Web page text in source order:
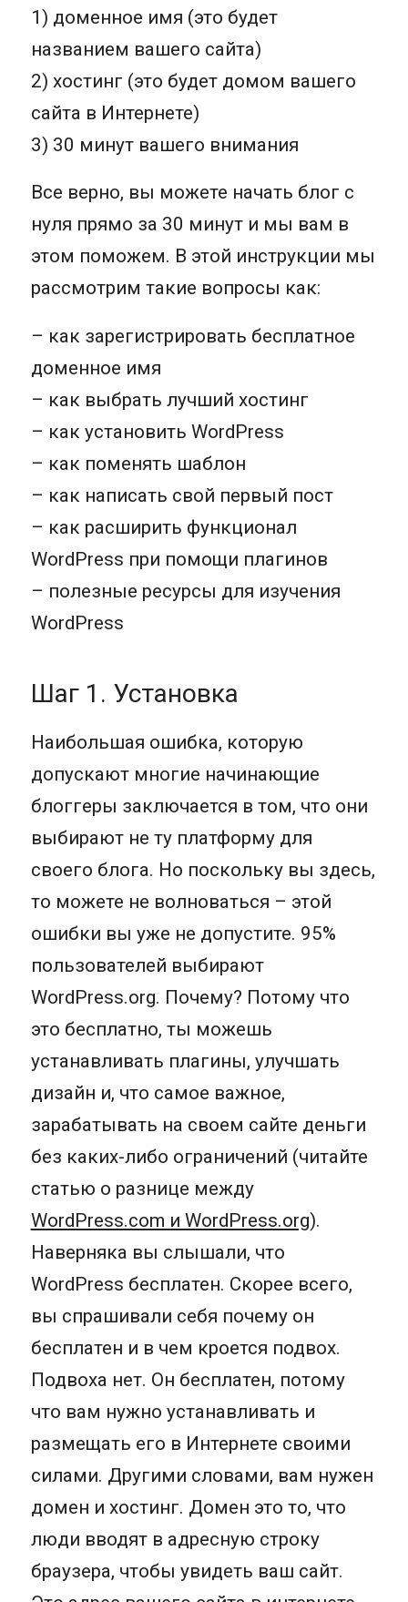
1) доменное имя (это будет
названием вашего сайта)
2) хостинг (это будет домом вашего
сайта в Интернете)
3) 30 минут вашего внимания
Все верно, вы можете начать блог с
нуля прямо за 30 минут и мы вам в
этом поможем. В этой инструкции мы
рассмотрим такие вопросы как:
– как зарегистрировать бесплатное
доменное имя
– как выбрать лучший хостинг
– как установить WordPress
– как поменять шаблон
– как написать свой первый пост
– как расширить функционал
WordPress при помощи плагинов
– полезные ресурсы для изучения
WordPress
Шаг 1. Установка
Наибольшая ошибка, которую
допускают многие начинающие
блоггеры заключается в том, что они
выбирают не ту платформу для
своего блога. Но поскольку вы здесь,
то можете не волноваться – этой
ошибки вы уже не допустите. 95%
пользователей выбирают
WordPress.org. Почему? Потому что
это бесплатно, ты можешь
устанавливать плагины, улучшать
дизайн и, что самое важное,
зарабатывать на своем сайте деньги
без каких-либо ограничений (читайте
статью о разнице между
WordPress.com и WordPress.org).
Наверняка вы слышали, что
WordPress бесплатен. Скорее всего,
вы спрашивали себя почему он
бесплатен и в чем кроется подвох.
Подвоха нет. Он бесплатен, потому
что вам нужно устанавливать и
размещать его в Интернете своими
силами. Другими словами, вам нужен
домен и хостинг. Домен это то, что
люди вводят в адресную строку
браузера, чтобы увидеть ваш сайт.